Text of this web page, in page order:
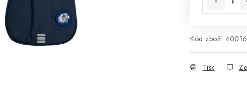
Kód zboží:
Tisk